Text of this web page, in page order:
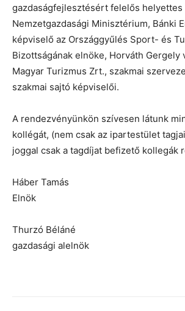
gazdaságfejlesztésért felelős helyettes
Nemzetgazdasági Minisztérium, Bánki
képviselő az Országgyűlés Sport- és
Bizottságának elnöke, Horváth Gergely
Magyar Turizmus Zrt., szakmai
szakmai sajtó képviselői.
A rendezvényünkön szívesen látunk
kollégát, (nem csak az ipartestület
joggal csak a tagdíjat befizető kollegák
Háber Tamás
Elnök
Thurzó Béláné
gazdasági alelnök